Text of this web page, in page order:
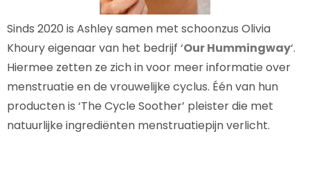
Sinds 2020 is Ashley samen met schoonzus Olivia
Khoury eigenaar van het bedrijf ‘Our Hummingway‘.
Hiermee zetten ze zich in voor meer informatie over
menstruatie en de vrouwelijke cyclus. Één van hun
producten is ‘The Cycle Soother’ pleister die met
natuurlijke ingrediënten menstruatiepijn verlicht.